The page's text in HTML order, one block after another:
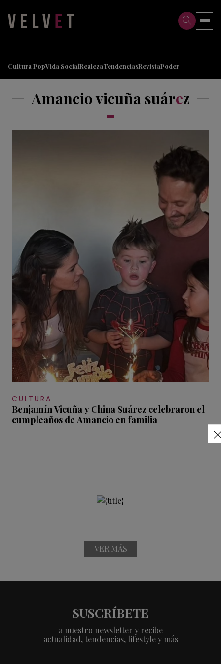
Cultura PopVida SocialRealezaTendenciasRevistaPoder
Amancio vicuña suárez
CULTURA
Benjamín Vicuña y China Suárez celebraron el
cumpleaños de Amancio en familia
VER MÁS
SUSCRÍBETE
a nuestro newsletter y recibe
actualidad, tendencias, lifestyle y más